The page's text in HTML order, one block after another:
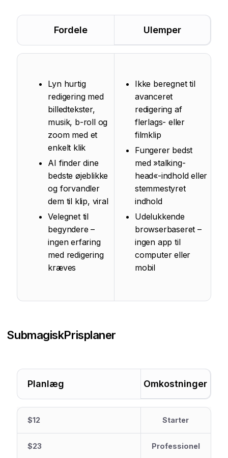
Fordele Ulemper
Lyn hurtig
redigering med
billedtekster,
musik, b-roll og
zoom med et
enkelt klik
AI finder dine
bedste øjeblikke
og forvandler
dem til klip, viral
Velegnet til
begyndere –
ingen erfaring
med redigering
kræves
Ikke beregnet til
avanceret
redigering af
flerlags- eller
filmklip
Fungerer bedst
med »talking-
head«-indhold eller
stemmestyret
indhold
Udelukkende
browserbaseret –
ingen app til
computer eller
mobil
SubmagiskPrisplaner
Planlæg Omkostninger
$12 Starter
$23 Professionel